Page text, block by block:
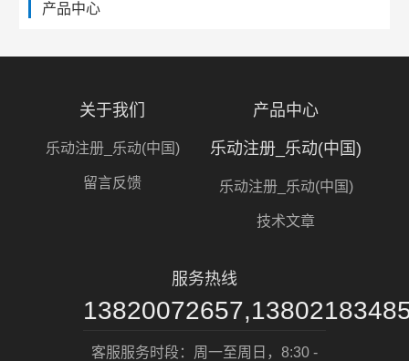
产品中心
关于我们
乐动注册_乐动(中国)
留言反馈
产品中心
乐动注册_乐动(中国)
乐动注册_乐动(中国)
技术文章
服务热线
客服服务时段：周一至周日，8:30 -